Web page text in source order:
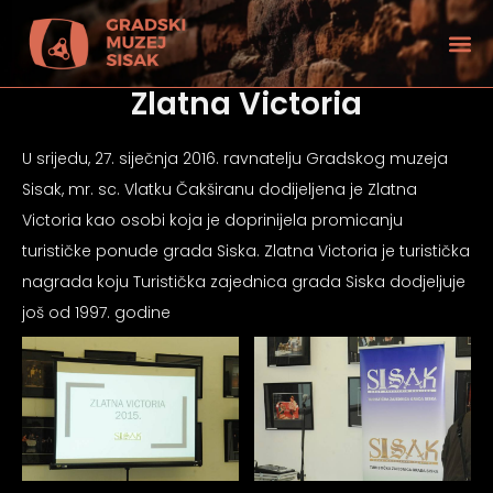
Zlatna Victoria
U srijedu, 27. siječnja 2016. ravnatelju Gradskog muzeja
Sisak, mr. sc. Vlatku Čakširanu dodijeljena je Zlatna
Victoria kao osobi koja je doprinijela promicanju
turističke ponude grada Siska. Zlatna Victoria je turistička
nagrada koju Turistička zajednica grada Siska dodjeljuje
još od 1997. godine
vida